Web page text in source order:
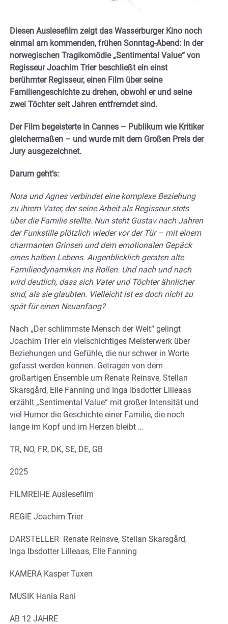
Diesen Auslesefilm zeigt das Wasserburger Kino noch
einmal am kommenden, frühen Sonntag-Abend: In der
norwegischen Tragikomödie „Sentimental Value“ von
Regisseur Joachim Trier beschließt ein einst
berühmter Regisseur, einen Film über seine
Familiengeschichte zu drehen, obwohl er und seine
zwei Töchter seit Jahren entfremdet sind.
Der Film begeisterte in Cannes – Publikum wie Kritiker
gleichermaßen – und wurde mit dem Großen Preis der
Jury ausgezeichnet.
Darum geht’s:
Nora und Agnes verbindet eine komplexe Beziehung
zu ihrem Vater, der seine Arbeit als Regisseur stets
über die Familie stellte. Nun steht Gustav nach Jahren
der Funkstille plötzlich wieder vor der Tür – mit einem
charmanten Grinsen und dem emotionalen Gepäck
eines halben Lebens. Augenblicklich geraten alte
Familiendynamiken ins Rollen. Und nach und nach
wird deutlich, dass sich Vater und Töchter ähnlicher
sind, als sie glaubten. Vielleicht ist es doch nicht zu
spät für einen Neuanfang?
Nach „Der schlimmste Mensch der Welt“ gelingt
Joachim Trier ein vielschichtiges Meisterwerk über
Beziehungen und Gefühle, die nur schwer in Worte
gefasst werden können. Getragen von dem
großartigen Ensemble um Renate Reinsve, Stellan
Skarsgård, Elle Fanning und Inga Ibsdotter Lilleaas
erzählt „Sentimental Value“ mit großer Intensität und
viel Humor die Geschichte einer Familie, die noch
lange im Kopf und im Herzen bleibt …
TR, NO, FR, DK, SE, DE, GB
2025
FILMREIHE Auslesefilm
REGIE Joachim Trier
DARSTELLER Renate Reinsve, Stellan Skarsgård,
Inga Ibsdotter Lilleaas, Elle Fanning
KAMERA Kasper Tuxen
MUSIK Hania Rani
AB 12 JAHRE